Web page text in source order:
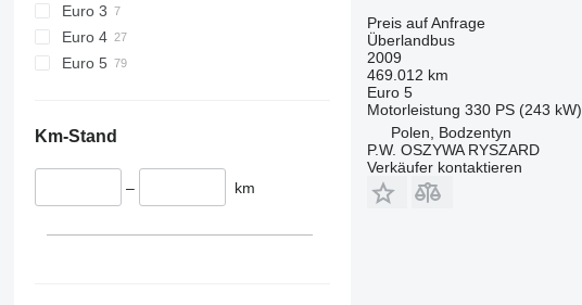
Euro 3
Euro 4
Euro 5
Km-Stand
– km
Preis auf Anfrage
Überlandbus
2009
469.012 km
Euro 5
Motorleistung 330 PS (243 kW)
Polen, Bodzentyn
P.W. OSZYWA RYSZARD
Verkäufer kontaktieren